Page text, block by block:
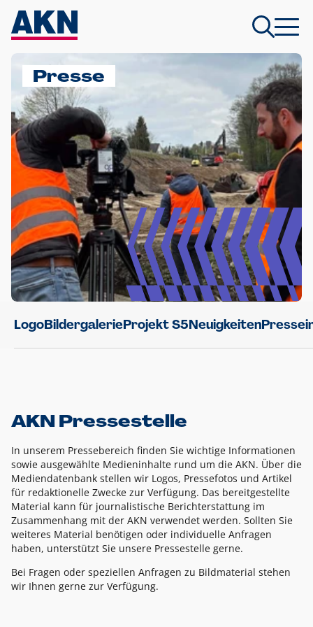
Presse
LogoBildergalerieProjekt S5Neuigkeiten
AKN Pressestelle
In unserem Pressebereich finden Sie wichtige Informationen
sowie ausgewählte Medieninhalte rund um die AKN. Über die
Mediendatenbank stellen wir Logos, Pressefotos und Artikel
für redaktionelle Zwecke zur Verfügung. Das bereitgestellte
Material kann für journalistische Berichterstattung im
Zusammenhang mit der AKN verwendet werden. Sollten Sie
weiteres Material benötigen oder individuelle Anfragen
haben, unterstützt Sie unsere Pressestelle gerne.
Bei Fragen oder speziellen Anfragen zu Bildmaterial stehen
wir Ihnen gerne zur Verfügung.